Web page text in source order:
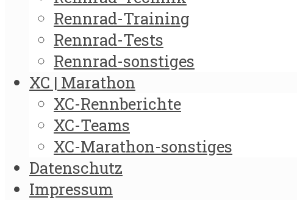
Rennrad-Training
Rennrad-Tests
Rennrad-sonstiges
XC | Marathon
XC-Rennberichte
XC-Teams
XC-Marathon-sonstiges
Datenschutz
Impressum